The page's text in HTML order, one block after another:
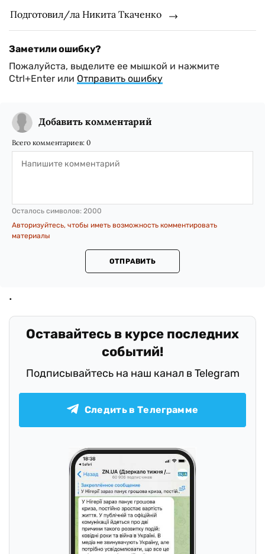
Подготовил/ла Никита Ткаченко
Заметили ошибку?
Пожалуйста, выделите ее мышкой и нажмите
Ctrl+Enter или Отправить ошибку
Добавить комментарий
Всего комментариев: 0
Осталось символов: 2000
Авторизуйтесь, чтобы иметь возможность комментировать
материалы
ОТПРАВИТЬ
Оставайтесь в курсе последних
событий!
Подписывайтесь на наш канал в Telegram
Следить в Телеграмме